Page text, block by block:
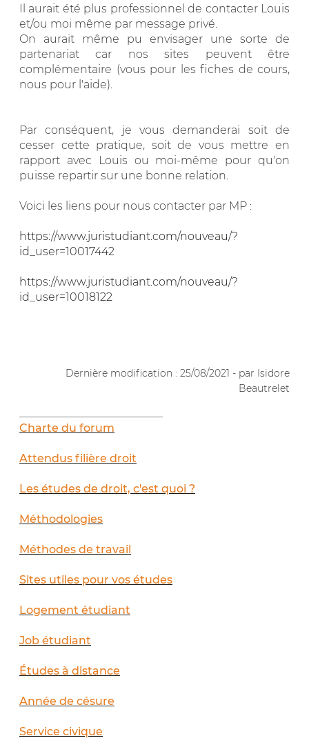
Il aurait été plus professionnel de contacter Louis
et/ou moi même par message privé.
On aurait même pu envisager une sorte de
partenariat car nos sites peuvent être
complémentaire (vous pour les fiches de cours,
nous pour l'aide).
Par conséquent, je vous demanderai soit de
cesser cette pratique, soit de vous mettre en
rapport avec Louis ou moi-même pour qu'on
puisse repartir sur une bonne relation.
Voici les liens pour nous contacter par MP :
https://www.juristudiant.com/nouveau/?
id_user=10017442
https://www.juristudiant.com/nouveau/?
id_user=10018122
Dernière modification : 25/08/2021 - par Isidore
Beautrelet
Charte du forum
Attendus filière droit
Les études de droit, c'est quoi ?
Méthodologies
Méthodes de travail
Sites utiles pour vos études
Logement étudiant
Job étudiant
Études à distance
Année de césure
Service civique